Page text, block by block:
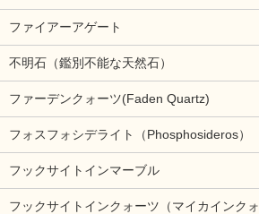
ファイアーアゲート
不明石（鑑別不能な天然石）
ファーデンクォーツ(Faden Quartz)
フォスフォシデライト（Phosphosideros）
フックサイトインマーブル
フックサイトインクォーツ（マイカインクォ